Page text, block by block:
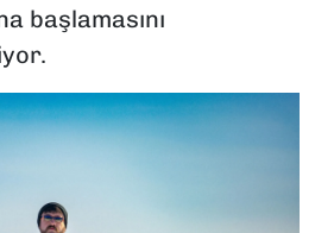
başlamasını